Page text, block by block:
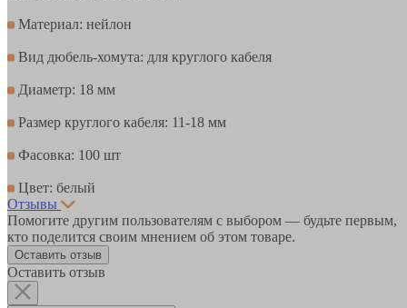
Материал: нейлон
Вид дюбель-хомута: для круглого кабеля
Диаметр: 18 мм
Размер круглого кабеля: 11-18 мм
Фасовка: 100 шт
Цвет: белый
Отзывы
Помогите другим пользователям с выбором — будьте первым,
кто поделится своим мнением об этом товаре.
Оставить отзыв
Оставить отзыв